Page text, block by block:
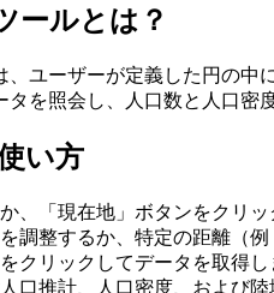
ールとは？
、ユーザーが定義した円の
タを照会し、人口数と人口密
い方
、「現在地」ボタンをクリッ
調整するか、特定の距離（例
クリックしてデータを取得し
口推計、人口密度、および陸